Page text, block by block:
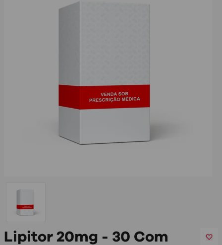
Lipitor 20mg - 30 Com